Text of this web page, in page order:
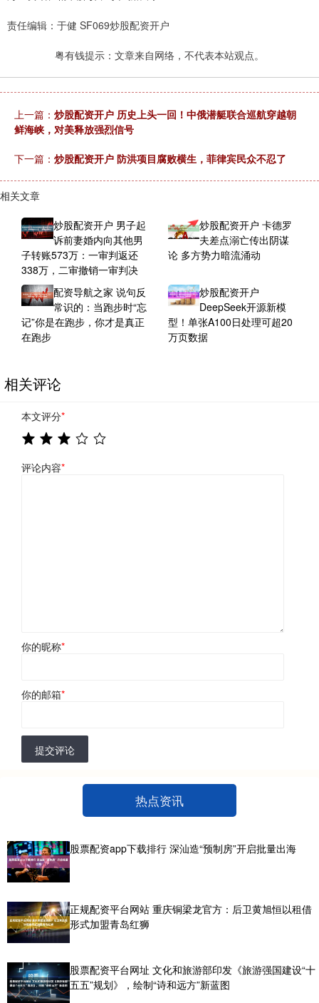
责任编辑：于健 SF069炒股配资开户
粤有钱提示：文章来自网络，不代表本站观点。
上一篇： 炒股配资开户 历史上头一回！中俄潜艇联合巡航穿越朝
鲜海峡，对美释放强烈信号
下一篇： 炒股配资开户 防洪项目腐败横生，菲律宾民众不忍了
相关文章
炒股配资开户 男子起
诉前妻婚内向其他男
子转账573万：一审判返还
338万，二审撤销一审判决
炒股配资开户 卡德罗
夫差点溺亡传出阴谋
论 多方势力暗流涌动
配资导航之家 说句反
常识的：当跑步时“忘
记”你是在跑步，你才是真正
在跑步
炒股配资开户
DeepSeek开源新模
型！单张A100日处理可超20
万页数据
相关评论
本文评分*
评论内容*
你的昵称*
你的邮箱*
提交评论
热点资讯
股票配资app下载排行 深汕造“预制房”开启批量出海
正规配资平台网站 重庆铜梁龙官方：后卫黄旭恒以租借
形式加盟青岛红狮
股票配资平台网址 文化和旅游部印发《旅游强国建设“十
五五”规划》，绘制“诗和远方”新蓝图